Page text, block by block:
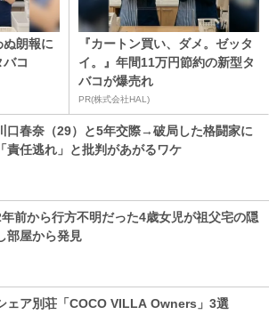
ぬ朗報に
コ
『カートン買い、ダメ。ゼッタ
イ。』年間11万円節約の新型タ
バコが爆売れ
PR(株式会社HAL)
口春奈（29）と5年交際→破局した格闘家に
「責任逃れ」と批判があがるワケ
前から行方不明だった4歳女児が祖父宅の隠
部屋から発見
ェア別荘「COCO VILLA Owners」3選